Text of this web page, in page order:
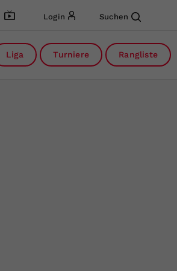
Login Suchen
Liga Turniere Rangliste